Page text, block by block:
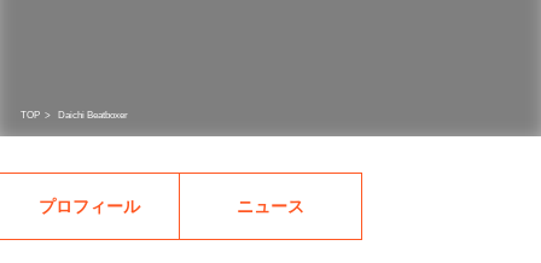
TOP > Daichi Beatboxer
プロフィール ニュース